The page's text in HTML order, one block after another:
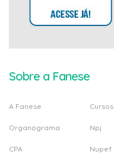
Sobre a Fanese
A Fanese
Organograma
CPA
Cursos
Npj
Nupef